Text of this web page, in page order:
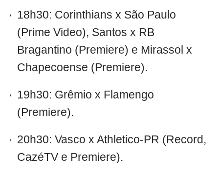
18h30: Corinthians x São Paulo
(Prime Video), Santos x RB
Bragantino (Premiere) e Mirassol x
Chapecoense (Premiere).
19h30: Grêmio x Flamengo
(Premiere).
20h30: Vasco x Athletico-PR (Record,
CazéTV e Premiere).